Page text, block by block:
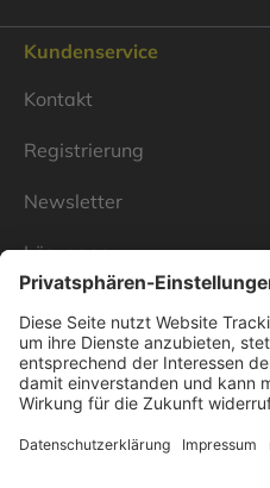
Kundenservice
Kontakt
Registrierung
Newsletter
Lösungen
Über Linnenbecker
Unsere Standorte
Unternehmen